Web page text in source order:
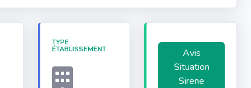
TYPE
ÉTABLISSEMENT
Avis
Situation
Sirene